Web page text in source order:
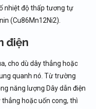
nhiệt độ thấp tương tự
(Cu86Mn12Ni2).
điện
cho dù dây thẳng hoặc
quanh nó. Từ trường
năng lượng Dây dẫn điện
thẳng hoặc uốn cong, thì